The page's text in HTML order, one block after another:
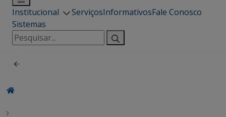
Institucional ServiçosInformativosFale Conosco
Sistemas
Pesquisar
por: